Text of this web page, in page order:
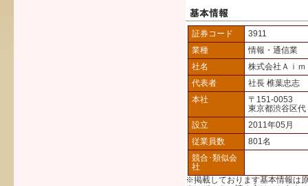
証券コード
3911
業種
情報・通信業
社名
株式会社Ａｉ
代表者
社長 椎葉忠志
本社
〒151-0053
東京都渋谷区
設立
2011年05月
従業員数
801名
競合･類似会
社
※掲載しております基本情報は